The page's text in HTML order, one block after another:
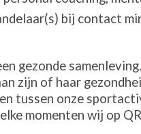
bij contact
gezonde
zijn of haar
tussen onze
momenten wij op